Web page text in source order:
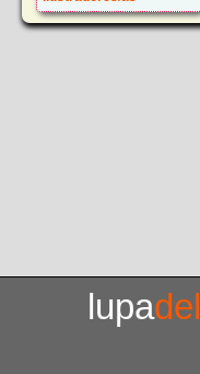
lupadel